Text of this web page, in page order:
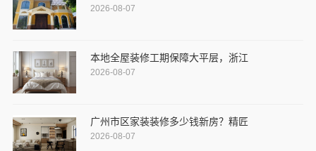
2026-08-07
本地全屋装修工期保障大平层，浙江
2026-08-07
广州市区家装装修多少钱新房？精匠
2026-08-07